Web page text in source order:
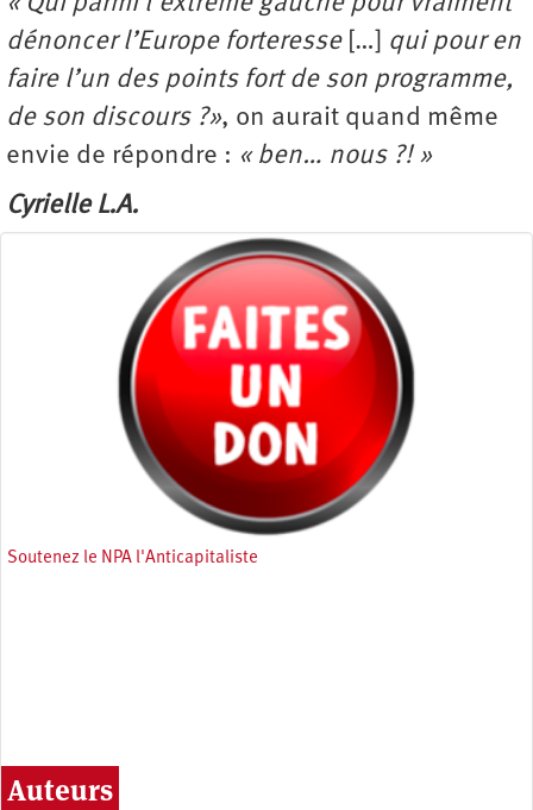
dénoncer l’Europe forteresse […]
qui pour en
faire l’un des points fort de son programme,
de son discours ?», on aurait quand même
envie de répondre : « ben… nous ?! »
Cyrielle L.A.
Soutenez le NPA l'Anticapitaliste
Auteurs